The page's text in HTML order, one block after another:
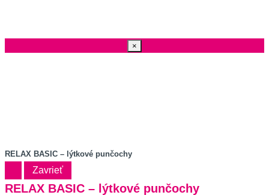
×
RELAX BASIC – lýtkové punčochy
Zavrieť
RELAX BASIC – lýtkové punčochy